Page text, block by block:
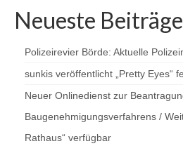
Neueste Beiträge
Polizeirevier Börde: Aktuelle
sunkis veröffentlicht „Pretty Eyes“
Neuer Onlinedienst zur
Baugenehmigungsverfahrens /
Rathaus“ verfügbar